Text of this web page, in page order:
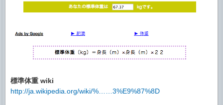
標準体重 wiki
http://ja.wikipedia.org/wiki/%……3%E9%87%8D